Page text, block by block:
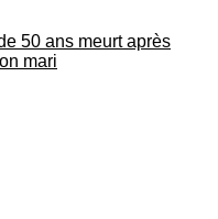
50 ans meurt après
mari